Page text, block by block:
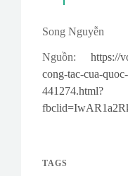
Song Nguyễn
Nguồn: https://
cong-tac-cua-
441274.html?
TAGS